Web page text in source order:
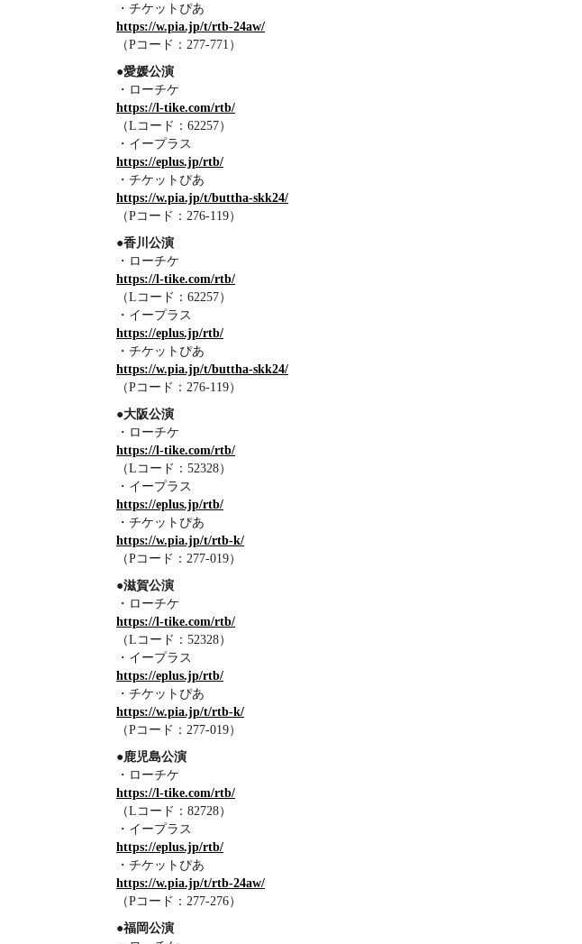
・チケットぴあ
https://w.pia.jp/t/rtb-24aw/
（Pコード：277-771）
●愛媛公演
・ローチケ
https://l-tike.com/rtb/
（Lコード：62257）
・イープラス
https://eplus.jp/rtb/
・チケットぴあ
https://w.pia.jp/t/buttha-skk24/
（Pコード：276-119）
●香川公演
・ローチケ
https://l-tike.com/rtb/
（Lコード：62257）
・イープラス
https://eplus.jp/rtb/
・チケットぴあ
https://w.pia.jp/t/buttha-skk24/
（Pコード：276-119）
●大阪公演
・ローチケ
https://l-tike.com/rtb/
（Lコード：52328）
・イープラス
https://eplus.jp/rtb/
・チケットぴあ
https://w.pia.jp/t/rtb-k/
（Pコード：277-019）
●滋賀公演
・ローチケ
https://l-tike.com/rtb/
（Lコード：52328）
・イープラス
https://eplus.jp/rtb/
・チケットぴあ
https://w.pia.jp/t/rtb-k/
（Pコード：277-019）
●鹿児島公演
・ローチケ
https://l-tike.com/rtb/
（Lコード：82728）
・イープラス
https://eplus.jp/rtb/
・チケットぴあ
https://w.pia.jp/t/rtb-24aw/
（Pコード：277-276）
●福岡公演